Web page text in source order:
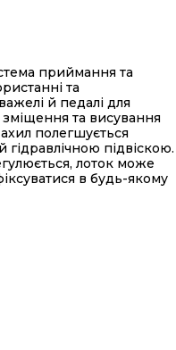
приймання та
та
й педалі для
та висування
полегшується
підвіскою.
лоток може
в будь-якому